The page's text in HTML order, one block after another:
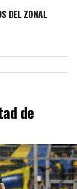
DEL ZONAL
de